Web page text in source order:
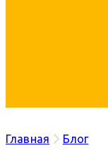
Главная Блог